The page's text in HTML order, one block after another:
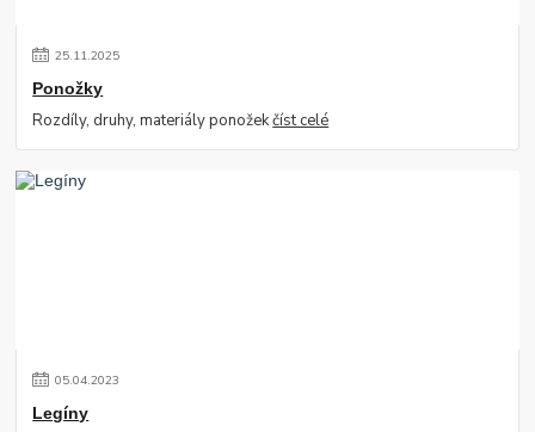
25.11.2025
Ponožky
Rozdíly, druhy, materiály ponožekčíst celé
05.04.2023
Legíny